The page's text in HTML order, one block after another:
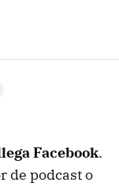
Facebook.
de podcast o